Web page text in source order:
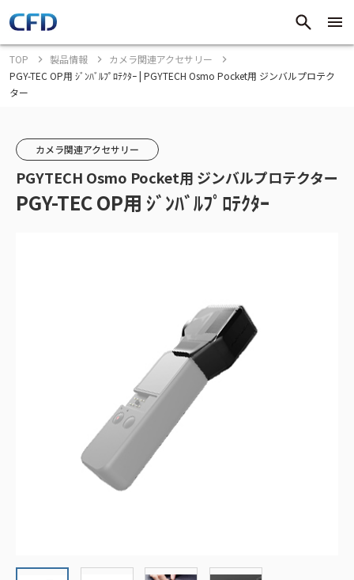
TOP 製品情報
カメラ関連アクセサリー
PGY-TEC OP用 ｼﾞﾝﾊﾞﾙﾌﾟﾛﾃｸﾀｰ | PGYTECH Osmo Pocket用 ジンバルプロテク
ター
カメラ関連アクセサリー
PGYTECH Osmo Pocket用 ジンバルプロテクター
PGY-TEC OP用 ｼﾞﾝﾊﾞﾙﾌﾟﾛﾃｸﾀｰ